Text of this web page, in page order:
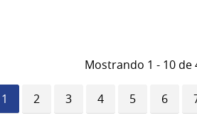
Mostrando 1 - 10 de
Página
actual
1 Página
2 Página
3 Página
4 Página
5 Página
6